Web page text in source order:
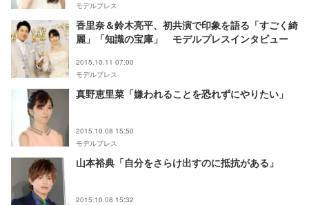
モデルプレス
香里奈＆鈴木亮平、初共演で印象を語る「すごく綺
麗」「知識の宝庫」 モデルプレスインタビュー
2015.10.11 07:00
モデルプレス
真野恵里菜「嫌われることを恐れずにやりたい」
2015.10.08 15:50
モデルプレス
山本裕典「自分をさらけ出すのに抵抗がある」
2015.10.08 15:32